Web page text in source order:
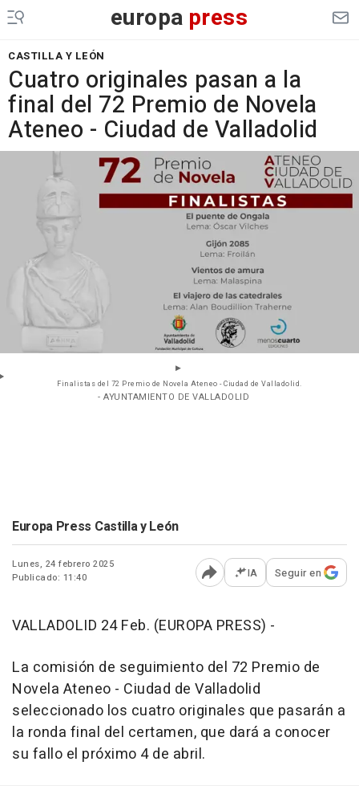
europa press
CASTILLA Y LEÓN
Cuatro originales pasan a la
final del 72 Premio de Novela
Ateneo - Ciudad de Valladolid
Finalistas del 72 Premio de Novela Ateneo - Ciudad de Valladolid.
- AYUNTAMIENTO DE VALLADOLID
Europa Press Castilla y León
Lunes, 24 febrero 2025
Publicado: 11:40
Abrir opciones para
IA Seguir en
VALLADOLID 24 Feb. (EUROPA PRESS) -
La comisión de seguimiento del 72 Premio de
Novela Ateneo - Ciudad de Valladolid
seleccionado los cuatro originales que pasarán a
la ronda final del certamen, que dará a conocer
su fallo el próximo 4 de abril.